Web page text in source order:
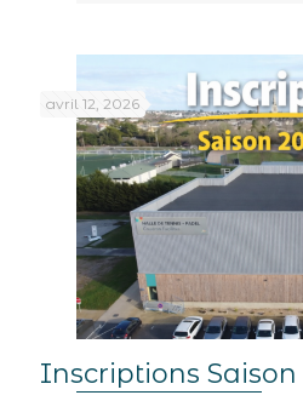
avril 12, 2026
Inscriptions Saison